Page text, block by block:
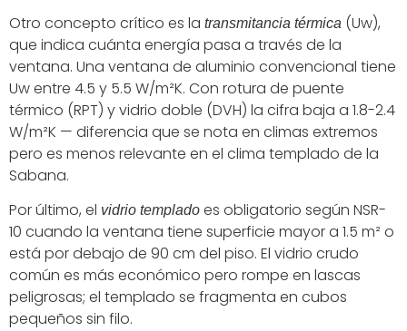
Otro concepto crítico es la transmitancia térmica (Uw),
que indica cuánta energía pasa a través de la
ventana. Una ventana de aluminio convencional tiene
Uw entre 4.5 y 5.5 W/m²K. Con rotura de puente
térmico (RPT) y vidrio doble (DVH) la cifra baja a 1.8-2.4
W/m²K — diferencia que se nota en climas extremos
pero es menos relevante en el clima templado de la
Sabana.
Por último, el vidrio templado es obligatorio según NSR-
10 cuando la ventana tiene superficie mayor a 1.5 m² o
está por debajo de 90 cm del piso. El vidrio crudo
común es más económico pero rompe en lascas
peligrosas; el templado se fragmenta en cubos
pequeños sin filo.